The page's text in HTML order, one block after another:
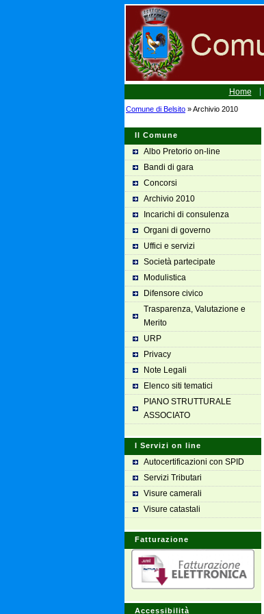
Home
Comune di Belsito » Archivio 2010
Il Comune
Albo Pretorio on-line
Bandi di gara
Concorsi
Archivio 2010
Incarichi di consulenza
Organi di governo
Uffici e servizi
Società partecipate
Modulistica
Difensore civico
Trasparenza, Valutazione e
Merito
URP
Privacy
Note Legali
Elenco siti tematici
PIANO STRUTTURALE
ASSOCIATO
I Servizi on line
Autocertificazioni con SPID
Servizi Tributari
Visure camerali
Visure catastali
Fatturazione
Accessibilità